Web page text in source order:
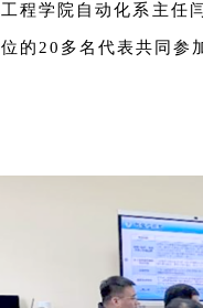
工程学院自动化系主任
位的20多名代表共同参